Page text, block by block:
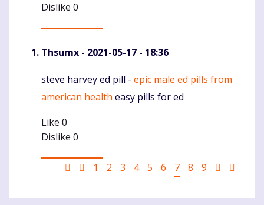
Dislike 0
Thsumx - 2021-05-17 - 18:36
Komentaras
steve harvey ed pill - epic male ed pills from
american health easy pills for ed
Like 0
Dislike 0
Pagination
First Ankstesnis
Puslapis
1 Puslapis
2 Puslapis
3 Puslapis
4 Puslapis
5 Puslapis
6
Current
7 Puslapis
8 Puslapis
9
Sekantis